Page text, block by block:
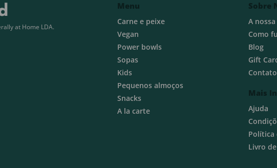
at Home LDA.
Menu
Carne e peixe
Vegan
Power bowls
Sopas
Kids
Pequenos almoços
Snacks
A la carte
Sobre
A
Como
Blog
Gift
Mais
Ajuda
Política
Livro